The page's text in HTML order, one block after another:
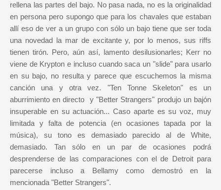
rellena las partes del bajo. No pasa nada, no es la originalidad
en persona pero supongo que para los chavales que estaban
allí eso de ver a un grupo con sólo un bajo tiene que ser toda
una novedad la mar de excitante y, por lo menos, sus riffs
tienen tirón. Pero, aún así, lamento desilusionarles; Kerr no
viene de Krypton e incluso cuando saca un "slide" para usarlo
en su bajo, no resulta y parece que escuchemos la misma
canción una y otra vez. "Ten Tonne Skeleton" es un
aburrimiento en directo y "Better Strangers" produjo un bajón
insuperable en su actuación... Caso aparte es su voz, muy
limitada y falta de potencia (en ocasiones tapada por la
música), su tono es demasiado parecido al de White,
demasiado. Tan sólo en un par de ocasiones podrá
desprenderse de las comparaciones con el de Detroit para
parecerse incluso a Bellamy como demostró en la
mencionada "Better Strangers".